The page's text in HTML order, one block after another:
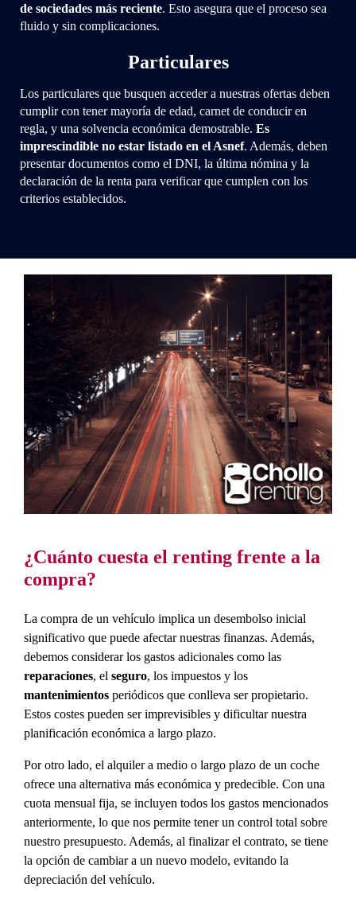
de sociedades más reciente. Esto asegura que el proceso sea
fluido y sin complicaciones.
Particulares
Los particulares que busquen acceder a nuestras ofertas deben
cumplir con tener mayoría de edad, carnet de conducir en
regla, y una solvencia económica demostrable. Es
imprescindible no estar listado en el Asnef. Además, deben
presentar documentos como el DNI, la última nómina y la
declaración de la renta para verificar que cumplen con los
criterios establecidos.
¿Cuánto cuesta el renting frente a la
compra?
La compra de un vehículo implica un desembolso inicial
significativo que puede afectar nuestras finanzas. Además,
debemos considerar los gastos adicionales como las
reparaciones, el seguro, los impuestos y los
mantenimientos periódicos que conlleva ser propietario.
Estos costes pueden ser imprevisibles y dificultar nuestra
planificación económica a largo plazo.
Por otro lado, el alquiler a medio o largo plazo de un coche
ofrece una alternativa más económica y predecible. Con una
cuota mensual fija, se incluyen todos los gastos mencionados
anteriormente, lo que nos permite tener un control total sobre
nuestro presupuesto. Además, al finalizar el contrato, se tiene
la opción de cambiar a un nuevo modelo, evitando la
depreciación del vehículo.